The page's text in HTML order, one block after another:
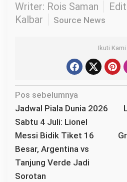
Writer: Rois Saman
Kalbar
Source News
Ikuti Kami
N
a
v
i
g
a
s
Pos sebelumnya
Jadwal Piala Dunia 2026
Sabtu 4 Juli: Lionel
Messi Bidik Tiket 16
Besar, Argentina vs
Tanjung Verde Jadi
Sorotan